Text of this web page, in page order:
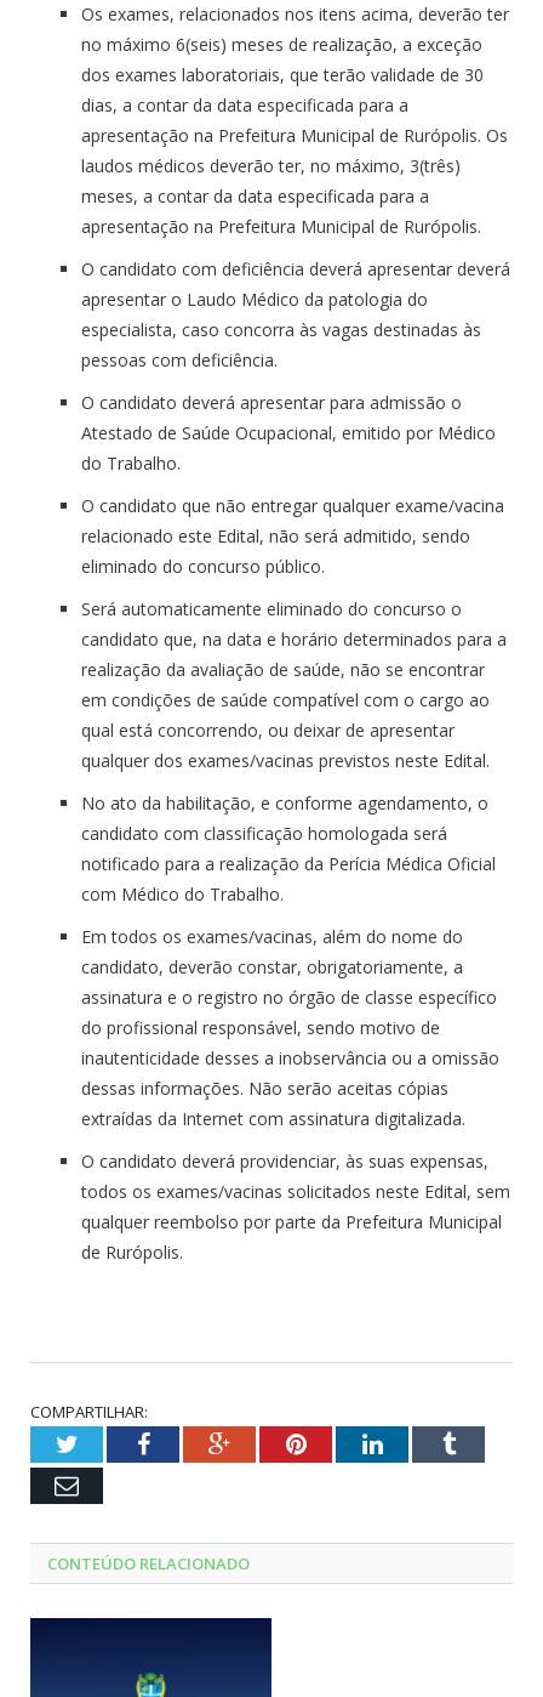
Os exames, relacionados nos itens acima, deverão ter
no máximo 6(seis) meses de realização, a exceção
dos exames laboratoriais, que terão validade de 30
dias, a contar da data especificada para a
apresentação na Prefeitura Municipal de Rurópolis. Os
laudos médicos deverão ter, no máximo, 3(três)
meses, a contar da data especificada para a
apresentação na Prefeitura Municipal de Rurópolis.
O candidato com deficiência deverá apresentar deverá
apresentar o Laudo Médico da patologia do
especialista, caso concorra às vagas destinadas às
pessoas com deficiência.
O candidato deverá apresentar para admissão o
Atestado de Saúde Ocupacional, emitido por Médico
do Trabalho.
O candidato que não entregar qualquer exame/vacina
relacionado este Edital, não será admitido, sendo
eliminado do concurso público.
Será automaticamente eliminado do concurso o
candidato que, na data e horário determinados para a
realização da avaliação de saúde, não se encontrar
em condições de saúde compatível com o cargo ao
qual está concorrendo, ou deixar de apresentar
qualquer dos exames/vacinas previstos neste Edital.
No ato da habilitação, e conforme agendamento, o
candidato com classificação homologada será
notificado para a realização da Perícia Médica Oficial
com Médico do Trabalho.
Em todos os exames/vacinas, além do nome do
candidato, deverão constar, obrigatoriamente, a
assinatura e o registro no órgão de classe específico
do profissional responsável, sendo motivo de
inautenticidade desses a inobservância ou a omissão
dessas informações. Não serão aceitas cópias
extraídas da Internet com assinatura digitalizada.
O candidato deverá providenciar, às suas expensas,
todos os exames/vacinas solicitados neste Edital, sem
qualquer reembolso por parte da Prefeitura Municipal
de Rurópolis.
COMPARTILHAR:
TwitterFacebookGoogle+PinterestLinkedInTumblr
Email
CONTEÚDO RELACIONADO